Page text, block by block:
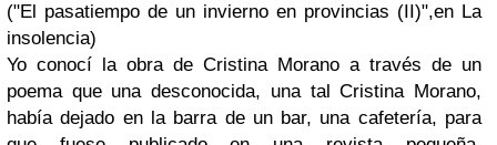
("El pasatiempo de un invierno en provincias (II)",en La
insolencia)
Yo conocí la obra de Cristina Morano a través de un
poema que una desconocida, una tal Cristina Morano,
había dejado en la barra de un bar, una cafetería, para